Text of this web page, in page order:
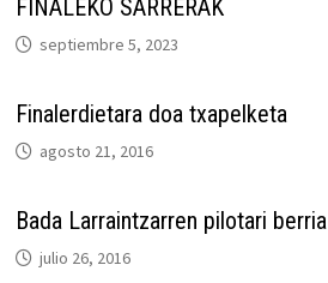
FINALEKO SARRERAK
septiembre 5, 2023
Finalerdietara doa txapelketa
agosto 21, 2016
Bada Larraintzarren pilotari berria
julio 26, 2016